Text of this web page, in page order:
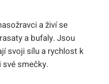
a živí se
a bufaly. Jsou
svoji sílu a rychlost k
i své smečky.